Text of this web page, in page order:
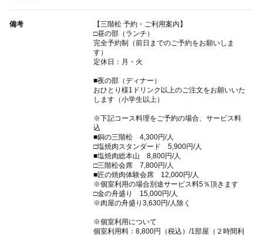
備考
【三階松 予約・ご利用案内】
□昼の部（ランチ）
完全予約制（前日までのご予約をお願いしま
す）
定休日：月・火
■夜の部（ディナー）
おひとり様1ドリンク以上のご注文をお願いいた
します（小学生以上）
※下記コース料理をご予約の場合、サービス料
込
■銅の三階松 4,300円/人
□塩焼肉スタンダード 5,900円/人
■塩焼肉総本山 8,800円/人
□三階松会席 7,800円/人
■匠の焼肉体験会席 12,000円/人
※個室利用の場合別途サービス料5％頂きます
□金の舟盛り 15,000円/人
※肉屋の舟盛り3,630円/人除く
※個室利用について
個室利用料：8,800円（税込）/1部屋（２時間利